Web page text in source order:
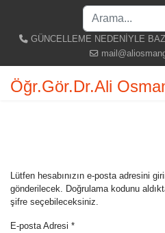
GÜNCELLEME NEDENİYLE
Öğr.Gör.Dr.Ali
Lütfen hesabınızın e-posta adresini
gönderilecek. Doğrulama kodunu
şifre seçebileceksiniz.
E-posta Adresi *